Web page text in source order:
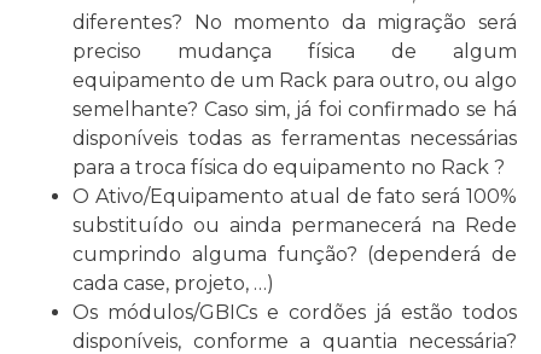
diferentes? No momento da migração será
preciso mudança física de algum
equipamento de um Rack para outro, ou algo
semelhante? Caso sim, já foi confirmado se há
disponíveis todas as ferramentas necessárias
para a troca física do equipamento no Rack ?
O Ativo/Equipamento atual de fato será 100%
substituído ou ainda permanecerá na Rede
cumprindo alguma função? (dependerá de
cada case, projeto, …)
Os módulos/GBICs e cordões já estão todos
disponíveis, conforme a quantia necessária?